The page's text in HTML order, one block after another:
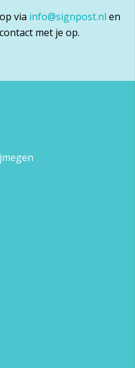
via info@signpost.nl en
met je op.